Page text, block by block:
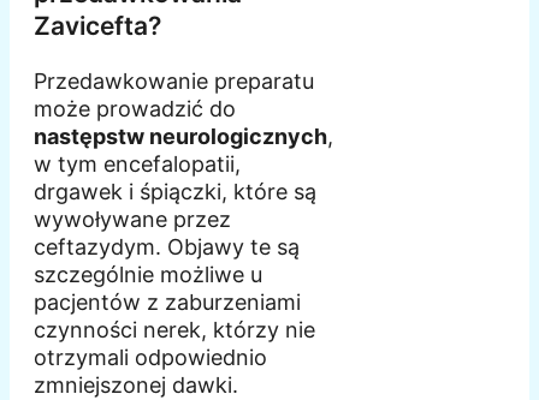
Zavicefta?
Przedawkowanie preparatu
może prowadzić do
następstw neurologicznych,
w tym encefalopatii,
drgawek i śpiączki, które są
wywoływane przez
ceftazydym. Objawy te są
szczególnie możliwe u
pacjentów z zaburzeniami
czynności nerek, którzy nie
otrzymali odpowiednio
zmniejszonej dawki.